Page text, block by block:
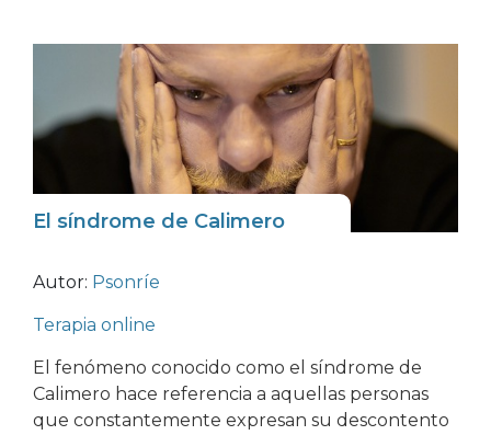
El síndrome de Calimero
Autor: Psonríe
Terapia online
El fenómeno conocido como el síndrome de
Calimero hace referencia a aquellas personas
que constantemente expresan su descontento